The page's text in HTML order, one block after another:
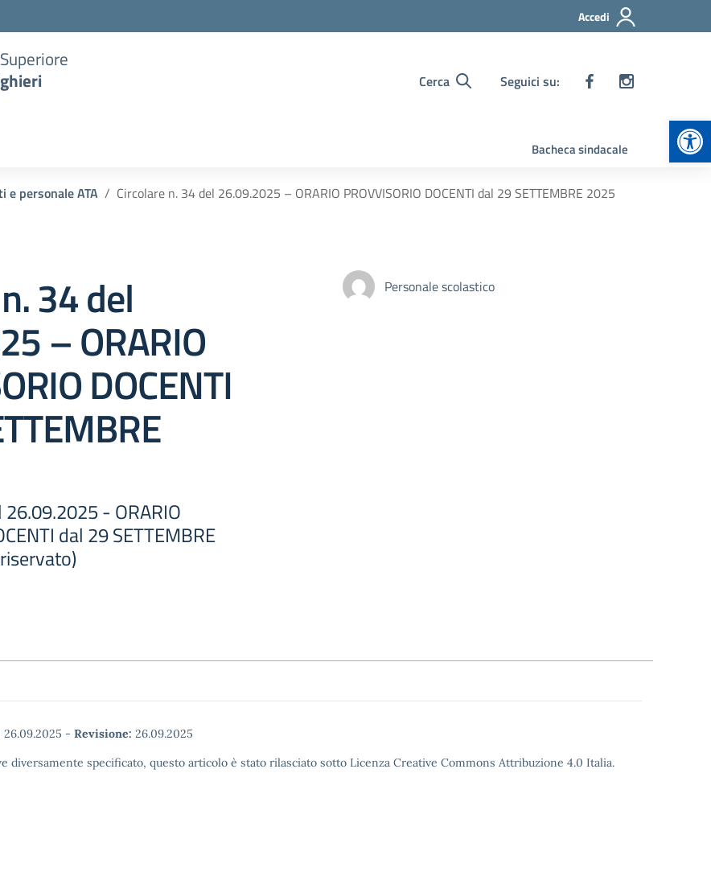
Accedi
Cerca Seguici su:
Bacheca sindacale
e personale ATA Circolare n. 34 del 26.09.2025 – ORARIO PROVVISORIO DOCENTI dal 29 SETTEMBRE 2025
34 del
– ORARIO
DOCENTI
- ORARIO
dal 29 SETTEMBRE
Personale scolastico
26.09.2025 - Revisione: 26.09.2025
diversamente specificato, questo articolo è stato rilasciato sotto Licenza Creative Commons Attribuzione 4.0 Italia.